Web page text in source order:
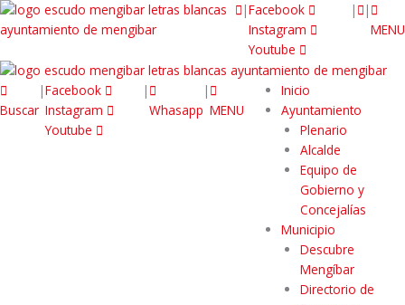
|Facebook
Instagram
Youtube
|
|
MENU
Buscar
|Facebook
Instagram
Youtube
|
Whasapp
|
MENU
Inicio
Ayuntamiento
Plenario
Alcalde
Equipo de
Gobierno y
Concejalías
Municipio
Descubre
Mengíbar
Directorio de